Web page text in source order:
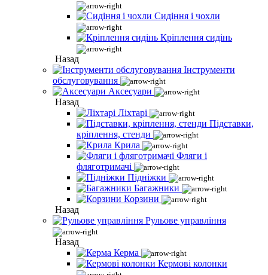
Сидіння і чохли
Кріплення сидінь
Назад
Інструменти
обслуговування
Аксесуари
Назад
Ліхтарі
Підставки,
кріплення, стенди
Крила
Фляги і
фляготримачі
Підніжки
Багажники
Корзини
Назад
Рульове управління
Назад
Керма
Кермові колонки